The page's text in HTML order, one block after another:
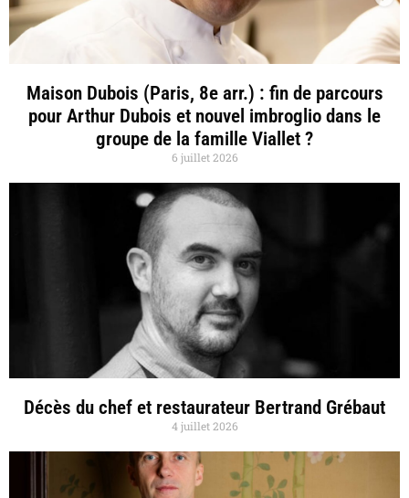
Maison Dubois (Paris, 8e arr.) : fin de parcours
pour Arthur Dubois et nouvel imbroglio dans le
groupe de la famille Viallet ?
6 juillet 2026
Décès du chef et restaurateur Bertrand Grébaut
4 juillet 2026